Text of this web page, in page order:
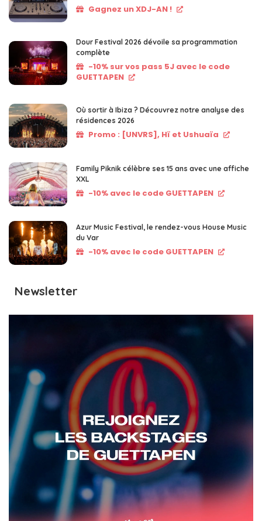
Gagnez un XDJ-AN !
Dour Festival 2026 dévoile sa programmation
complète
-10% sur vos pass 5J avec le code
GUETTAPEN
Où sortir à Ibiza ? Découvrez notre analyse des
résidences 2026
Promo : [UNVRS], Hï et Ushuaïa
Family Piknik célèbre ses 15 ans avec une affiche
XXL
-10% avec le code GUETTAPEN
Azur Music Festival, le rendez-vous House Music
du Var
-10% avec le code GUETTAPEN
Newsletter